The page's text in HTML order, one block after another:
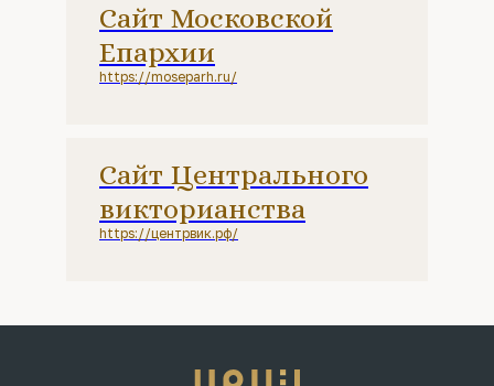
Сайт Центрального
викторианства
https://центрвик.рф/
Сайт Московской
Епархии
https://moseparh.ru/